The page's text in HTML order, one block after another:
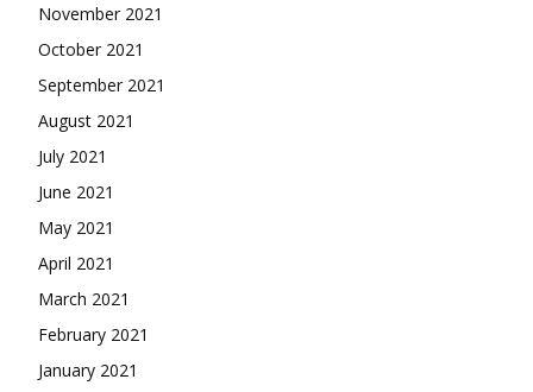
November 2021
October 2021
September 2021
August 2021
July 2021
June 2021
May 2021
April 2021
March 2021
February 2021
January 2021